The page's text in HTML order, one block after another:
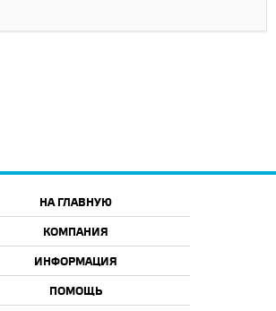
НА ГЛАВНУЮ
КОМПАНИЯ
ИНФОРМАЦИЯ
ПОМОЩЬ